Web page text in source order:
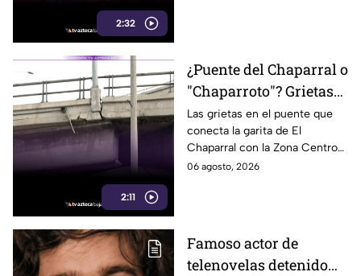
2:32
2:11
¿Puente del Chaparral o
"Chaparroto"? Grietas
preocupan a miles de
automovilistas en
Tijuana
Las grietas en el puente que
conecta la garita de El
Chaparral con la Zona Centro
preocupan a miles de
06 agosto, 2026
Famoso actor de
telenovelas detenido